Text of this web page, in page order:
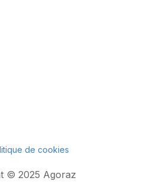
de cookies
© 2025 Agoraz